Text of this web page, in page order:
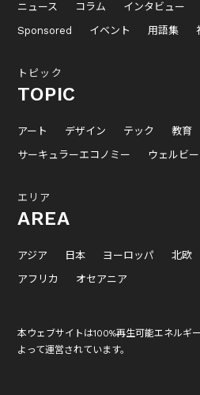
ニュース コラム インタビュー
Sponsored
イベント 用語集
トピック
TOPIC
アート デザイン テック 教育
サーキュラーエコノミー
ウェルビ
エリア
AREA
アジア 日本 ヨーロッパ 北欧
アフリカ
オセアニア
本ウェブサイトは100%再生可能エネルギ
よって運営されています。